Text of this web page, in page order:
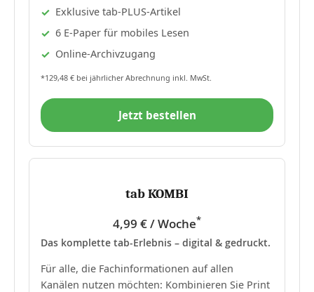
Exklusive tab-PLUS-Artikel
6 E-Paper für mobiles Lesen
Online-Archivzugang
*129,48 € bei jährlicher Abrechnung inkl. MwSt.
Jetzt bestellen
tab KOMBI
4,99 € / Woche*
Das komplette tab-Erlebnis – digital & gedruckt.
Für alle, die Fachinformationen auf allen
Kanälen nutzen möchten: Kombinieren Sie Print